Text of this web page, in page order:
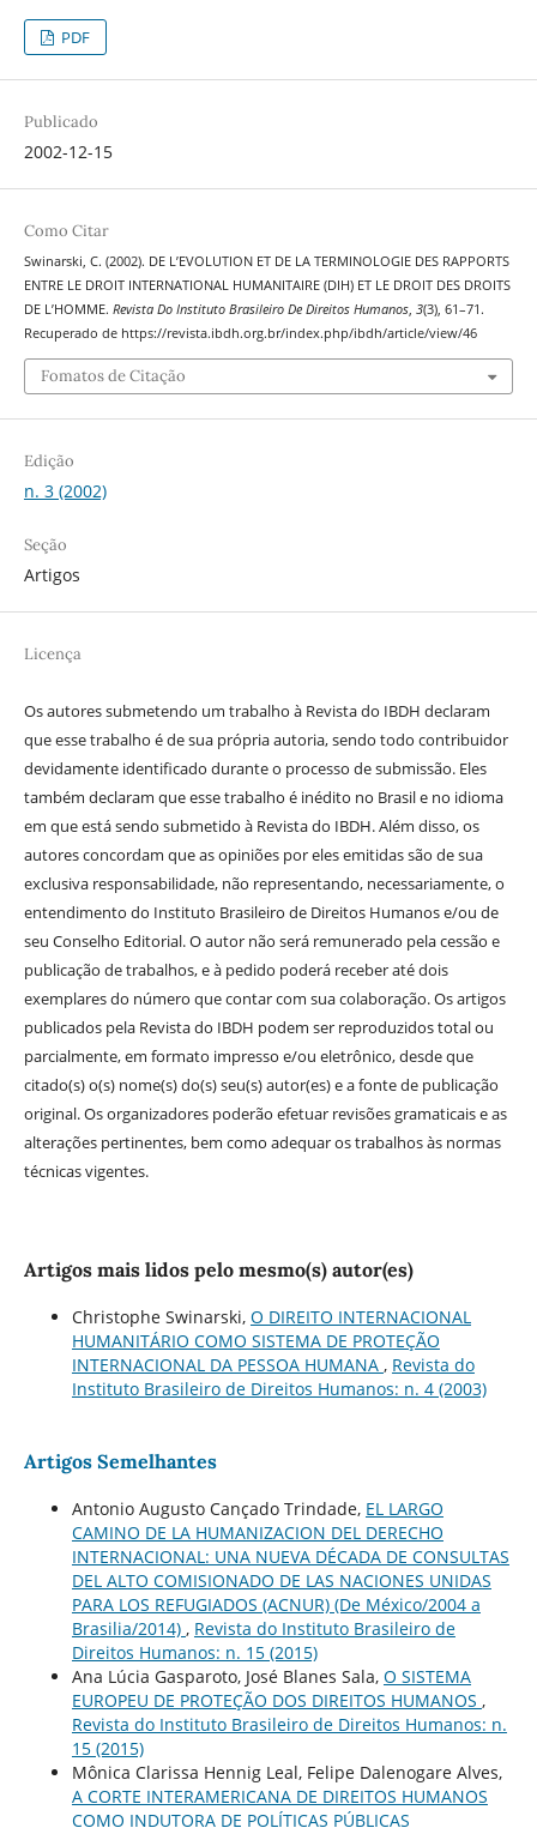
PDF
Publicado
2002-12-15
Como Citar
Swinarski, C. (2002). DE L’EVOLUTION ET DE LA TERMINOLOGIE DES RAPPORTS
ENTRE LE DROIT INTERNATIONAL HUMANITAIRE (DIH) ET LE DROIT DES DROITS
DE L’HOMME. Revista Do Instituto Brasileiro De Direitos Humanos, 3(3), 61–71.
Recuperado de https://revista.ibdh.org.br/index.php/ibdh/article/view/46
Fomatos de Citação
Edição
n. 3 (2002)
Seção
Artigos
Licença
Os autores submetendo um trabalho à Revista do IBDH declaram
que esse trabalho é de sua própria autoria, sendo todo contribuidor
devidamente identificado durante o processo de submissão. Eles
também declaram que esse trabalho é inédito no Brasil e no idioma
em que está sendo submetido à Revista do IBDH. Além disso, os
autores concordam que as opiniões por eles emitidas são de sua
exclusiva responsabilidade, não representando, necessariamente, o
entendimento do Instituto Brasileiro de Direitos Humanos e/ou de
seu Conselho Editorial. O autor não será remunerado pela cessão e
publicação de trabalhos, e à pedido poderá receber até dois
exemplares do número que contar com sua colaboração. Os artigos
publicados pela Revista do IBDH podem ser reproduzidos total ou
parcialmente, em formato impresso e/ou eletrônico, desde que
citado(s) o(s) nome(s) do(s) seu(s) autor(es) e a fonte de publicação
original. Os organizadores poderão efetuar revisões gramaticais e as
alterações pertinentes, bem como adequar os trabalhos às normas
técnicas vigentes.
Artigos mais lidos pelo mesmo(s) autor(es)
Christophe Swinarski, O DIREITO INTERNACIONAL
HUMANITÁRIO COMO SISTEMA DE PROTEÇÃO
INTERNACIONAL DA PESSOA HUMANA , Revista do
Instituto Brasileiro de Direitos Humanos: n. 4 (2003)
Artigos Semelhantes
Antonio Augusto Cançado Trindade, EL LARGO
CAMINO DE LA HUMANIZACION DEL DERECHO
INTERNACIONAL: UNA NUEVA DÉCADA DE CONSULTAS
DEL ALTO COMISIONADO DE LAS NACIONES UNIDAS
PARA LOS REFUGIADOS (ACNUR) (De México/2004 a
Brasilia/2014) , Revista do Instituto Brasileiro de
Direitos Humanos: n. 15 (2015)
Ana Lúcia Gasparoto, José Blanes Sala, O SISTEMA
EUROPEU DE PROTEÇÃO DOS DIREITOS HUMANOS ,
Revista do Instituto Brasileiro de Direitos Humanos: n.
15 (2015)
Mônica Clarissa Hennig Leal, Felipe Dalenogare Alves,
A CORTE INTERAMERICANA DE DIREITOS HUMANOS
COMO INDUTORA DE POLÍTICAS PÚBLICAS